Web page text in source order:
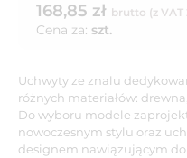
168,85 zł brutto (z VAT
Cena za: szt.
Uchwyty ze znalu
różnych materiałów:
Do wyboru modele
nowoczesnym stylu oraz
designem nawiązującym